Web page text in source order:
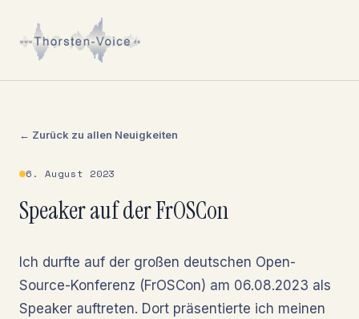
← Zurück zu allen Neuigkeiten
6. August 2023
Speaker auf der FrOSCon
Ich durfte auf der großen deutschen Open-
Source-Konferenz (FrOSCon) am 06.08.2023 als
Speaker auftreten. Dort präsentierte ich meinen